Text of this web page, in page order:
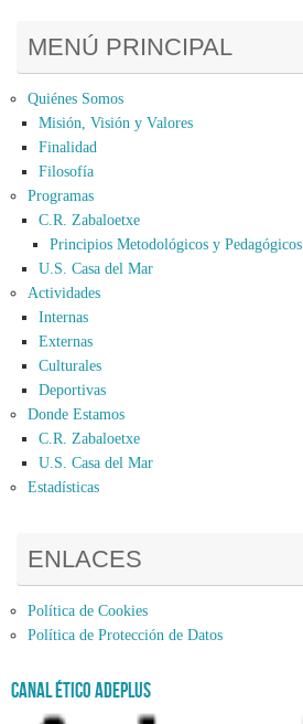
MENÚ PRINCIPAL
Quiénes Somos
Misión, Visión y Valores
Finalidad
Filosofía
Programas
C.R. Zabaloetxe
Principios Metodológicos y Pedagógicos
U.S. Casa del Mar
Actividades
Internas
Externas
Culturales
Deportivas
Donde Estamos
C.R. Zabaloetxe
U.S. Casa del Mar
Estadísticas
ENLACES
Política de Cookies
Política de Protección de Datos
Canal ético Adeplus